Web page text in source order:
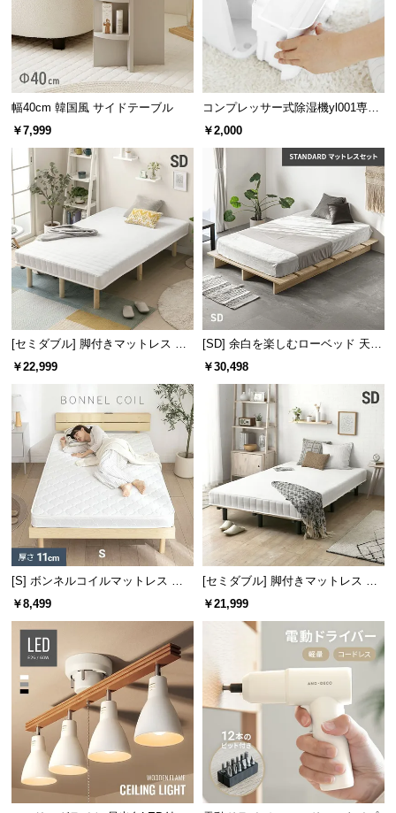
報
持ち運びしやすい軽量設計
重量は約4.45㎏と簡単に持ち運べる軽量設計。リビ
ングにも寝室にも手軽に移動できて便利です。
重量 約4.45㎏
付属の工具で簡単組み立て
付属の六角レンチ一つで簡単に組み立てることがで
幅40cm 韓国風 サイドテーブル
￥7,999
コンプレッサー式除湿機yl001専用
交換用タンク
￥2,000
[セミダブル] 脚付きマットレス 脚
長25cm ボンネルコイル
￥22,999
[SD] 余白を楽しむローベッド 天然
木調 ステージベッド マットレス付
￥30,498
[S] ボンネルコイルマットレス 厚
さ11cm
￥8,499
[セミダブル] 脚付きマットレス ボ
ンネルコイル やさしい肌触り コン
￥21,999